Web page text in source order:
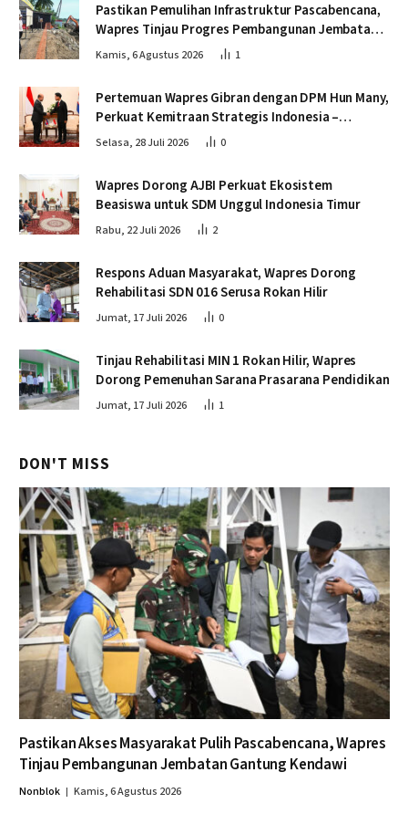
Pastikan Pemulihan Infrastruktur Pascabencana,
Wapres Tinjau Progres Pembangunan Jembatan
Krueng Tingkeum Bireuen
Kamis, 6 Agustus 2026 1
Pertemuan Wapres Gibran dengan DPM Hun Many,
Perkuat Kemitraan Strategis Indonesia –
Kamboja
Selasa, 28 Juli 2026 0
Wapres Dorong AJBI Perkuat Ekosistem
Beasiswa untuk SDM Unggul Indonesia Timur
Rabu, 22 Juli 2026 2
Respons Aduan Masyarakat, Wapres Dorong
Rehabilitasi SDN 016 Serusa Rokan Hilir
Jumat, 17 Juli 2026 0
Tinjau Rehabilitasi MIN 1 Rokan Hilir, Wapres
Dorong Pemenuhan Sarana Prasarana Pendidikan
Jumat, 17 Juli 2026 1
DON'T MISS
Pastikan Akses Masyarakat Pulih Pascabencana, Wapres
Tinjau Pembangunan Jembatan Gantung Kendawi
Nonblok Kamis, 6 Agustus 2026